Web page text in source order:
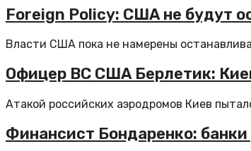
Foreign Policy: США не будут
Власти США пока не намерены
Офицер ВС США Берлетик:
Атакой российских аэродромов Киев
Финансист Бондаренко: